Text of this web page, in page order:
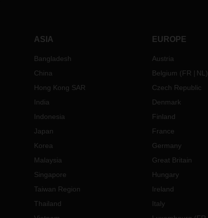
ASIA
Bangladesh
China
Hong Kong SAR
India
Indonesia
Japan
Korea
Malaysia
Singapore
Taiwan Region
Thailand
EUROPE
Austria
Belgium (FR NL )
Czech Republic
Denmark
Finland
France
Germany
Great Britain
Hungary
Ireland
Italy